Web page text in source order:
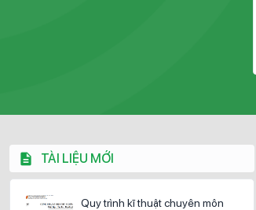
TÀI LIỆU MỚI
Quy trình kĩ thuật chuyên môn